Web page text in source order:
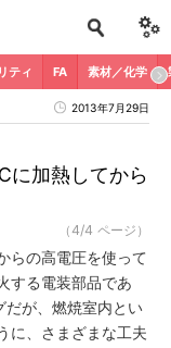
ティ FA 素材／化学
2013年7月29日
加熱してから
（4/4 ページ）
らの高電圧を使って
する電装部品であ
だが、燃焼室内とい
に、さまざまな工夫